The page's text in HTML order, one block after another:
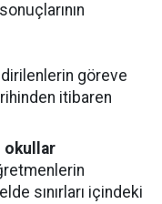
göreve
itibaren
okullar
sınırları içindeki